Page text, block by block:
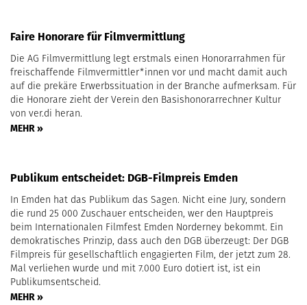
Faire Honorare für Filmvermittlung
Die AG Filmvermittlung legt erstmals einen Honorarrahmen für
freischaffende Filmvermittler*innen vor und macht damit auch
auf die prekäre Erwerbssituation in der Branche aufmerksam. Für
die Honorare zieht der Verein den Basishonorarrechner Kultur
von ver.di heran.
MEHR »
Publikum entscheidet: DGB-Filmpreis Emden
In Emden hat das Publikum das Sagen. Nicht eine Jury, sondern
die rund 25 000 Zuschauer entscheiden, wer den Hauptpreis
beim Internationalen Filmfest Emden Norderney bekommt. Ein
demokratisches Prinzip, dass auch den DGB überzeugt: Der DGB
Filmpreis für gesellschaftlich engagierten Film, der jetzt zum 28.
Mal verliehen wurde und mit 7.000 Euro dotiert ist, ist ein
Publikumsentscheid.
MEHR »